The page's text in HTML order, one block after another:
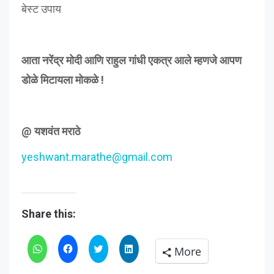
बेस्ट उपाय.
आता नरेंद्र मोदी आणि राहुल गांधी एकत्र आले म्हणजे आपण
डोळे मिटायला मोकळे !
@ यशवंत मराठे
yeshwant.marathe@gmail.com
Share this:
Click
Click
Click
Click
More